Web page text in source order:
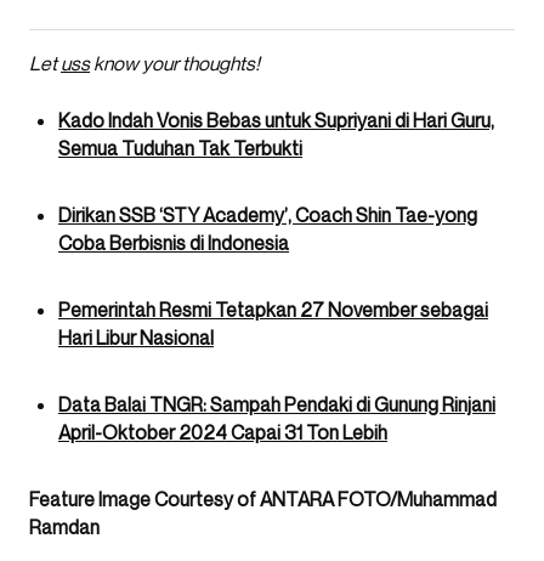
Letussknow your thoughts!
Kado Indah Vonis Bebas untuk Supriyani di Hari Guru,
Semua Tuduhan Tak Terbukti
Dirikan SSB ‘STY Academy’, Coach Shin Tae-yong
Coba Berbisnis di Indonesia
Pemerintah Resmi Tetapkan 27 November sebagai
Hari Libur Nasional
Data Balai TNGR: Sampah Pendaki di Gunung Rinjani
April-Oktober 2024 Capai 31 Ton Lebih
Feature Image Courtesy of ANTARA FOTO/Muhammad
Ramdan